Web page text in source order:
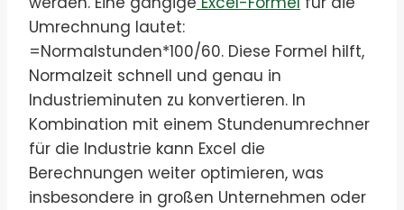
Umrechnung lautet:
=Normalstunden*100/60. Diese Formel hilft,
Normalzeit schnell und genau in
Industrieminuten zu konvertieren. In
Kombination mit einem Stundenumrechner
für die Industrie kann Excel die
Berechnungen weiter optimieren, was
insbesondere in großen Unternehmen oder